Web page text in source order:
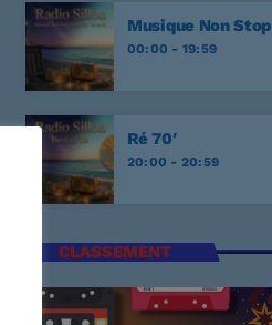
Musique Non Stop
00:00 - 19:59
Ré 70′
20:00 - 20:59
CLASSEMENT